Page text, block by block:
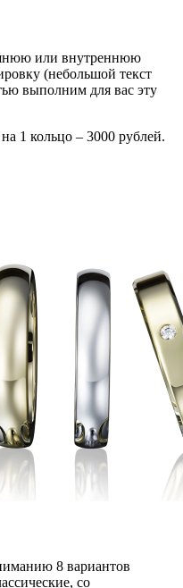
или внутреннюю
(небольшой текст
выполним для вас эту
1 кольцо – 3000 рублей.
8 вариантов
со